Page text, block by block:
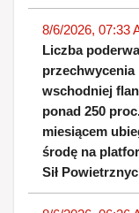
8/6/2026, 07:33
Liczba
przechwycenia
wschodniej
ponad 250
miesiącem
środę na
Sił